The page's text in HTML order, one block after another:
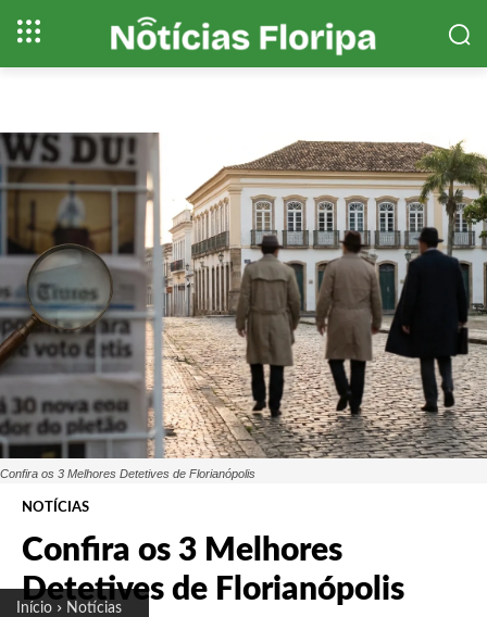
Início Notícias
Confira os 3 Melhores Detetives de Florianópolis
NOTÍCIAS
Confira os 3 Melhores
Detetives de Florianópolis